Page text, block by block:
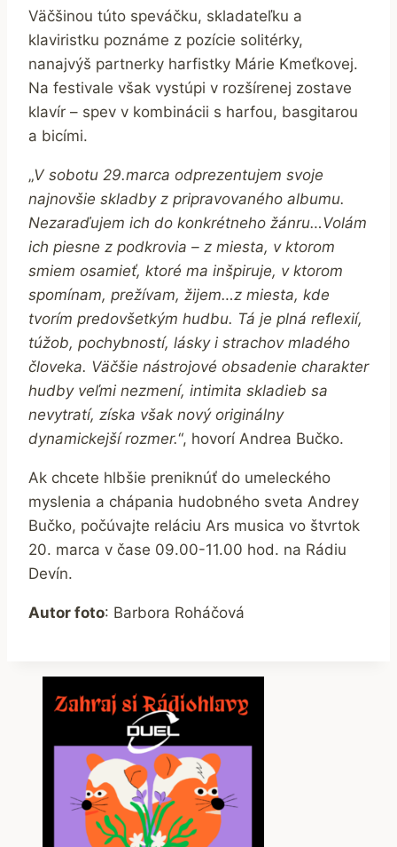
Väčšinou túto speváčku, skladateľku a
klaviristku poznáme z pozície solitérky,
nanajvýš partnerky harfistky Márie Kmeťkovej.
Na festivale však vystúpi v rozšírenej zostave
klavír – spev v kombinácii s harfou, basgitarou
a bicími.
„V sobotu 29.marca odprezentujem svoje
najnovšie skladby z pripravovaného albumu.
Nezaraďujem ich do konkrétneho žánru…Volám
ich piesne z podkrovia – z miesta, v ktorom
smiem osamieť, ktoré ma inšpiruje, v ktorom
spomínam, prežívam, žijem…z miesta, kde
tvorím predovšetkým hudbu. Tá je plná reflexií,
túžob, pochybností, lásky i strachov mladého
človeka. Väčšie nástrojové obsadenie charakter
hudby veľmi nezmení, intimita skladieb sa
nevytratí, získa však nový originálny
dynamickejší rozmer.“, hovorí Andrea Bučko.
Ak chcete hlbšie preniknúť do umeleckého
myslenia a chápania hudobného sveta Andrey
Bučko, počúvajte reláciu Ars musica vo štvrtok
20. marca v čase 09.00-11.00 hod. na Rádiu
Devín.
Autor foto: Barbora Roháčová